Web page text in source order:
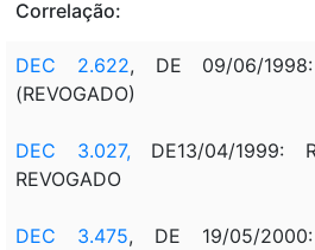
Correlação:
DEC 2.622, DE 09/06/1998:
(REVOGADO)
DEC 3.027,DE13/04/1999:
REVOGADO
DEC 3.475, DE 19/05/2000: